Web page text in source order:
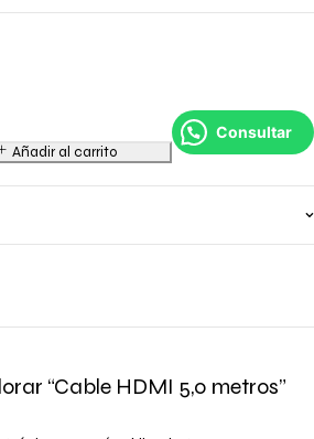
Añadir al carrito
Consultar
“Cable HDMI 5,0 metros”